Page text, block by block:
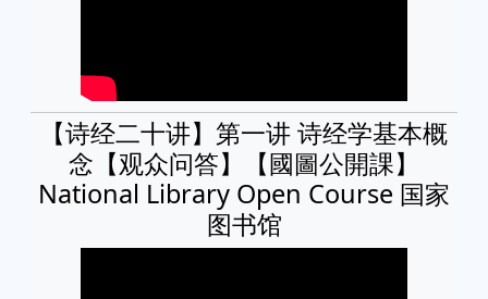
【诗经二十讲】第一讲 诗经学基本概
念【观众问答】【國圖公開課】
National Library Open Course 国家
图书馆